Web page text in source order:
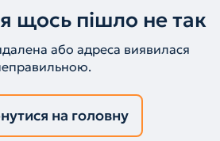
щось пішло не так
або адреса виявилася
на головну